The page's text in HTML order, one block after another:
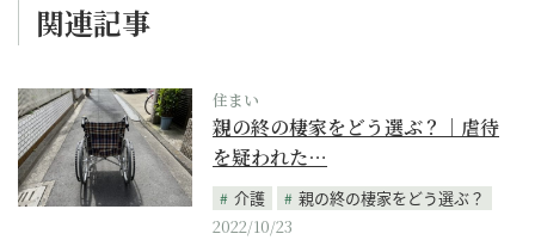
関連記事
住まい
親の終の棲家をどう選ぶ？｜虐待
を疑われた…
介護
親の終の棲家をどう選ぶ？
2022/10/23